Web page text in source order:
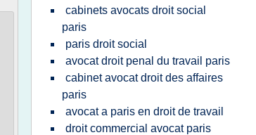
cabinets avocats droit social
paris
paris droit social
avocat droit penal du travail paris
cabinet avocat droit des affaires
paris
avocat a paris en droit de travail
droit commercial avocat paris